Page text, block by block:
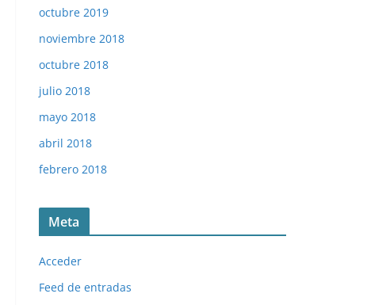
octubre 2019
noviembre 2018
octubre 2018
julio 2018
mayo 2018
abril 2018
febrero 2018
Meta
Acceder
Feed de entradas